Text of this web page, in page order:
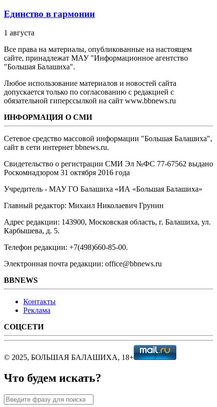
Единство в гармонии
1 августа
Все права на материалы, опубликованные на настоящем
сайте, принадлежат МАУ "Информационное агентство
"Большая Балашиха".
Любое использование материалов и новостей сайта
допускается только по согласованию с редакцией с
обязательной гиперссылкой на сайт www.bbnews.ru
ИНФОРМАЦИЯ О СМИ
Сетевое средство массовой информации "Большая Балашиха",
сайт в сети интернет bbnews.ru.
Свидетельство о регистрации СМИ Эл №ФС ‎77-67562 выдано
Роскомнадзором 31 октября 2016 года
Учредитель - МАУ ГО Балашиха «ИА «Большая Балашиха»
Главный редактор: Михаил Николаевич Грунин
Адрес редакции: 143900, Московская область, г. Балашиха, ул.
Карбышева, д. 5.
Телефон редакции: +7(498)660-85-00.
Электронная почта редакции: office@bbnews.ru
BBNEWS
Контакты
Реклама
СОЦСЕТИ
© 2025, БОЛЬШАЯ БАЛАШИХА, 18+
Что будем искать?